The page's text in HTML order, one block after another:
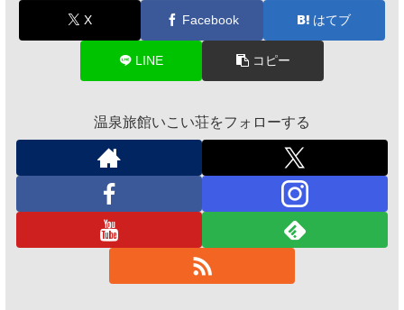
X Facebook はてブ
LINE コピー
温泉旅館いこい荘をフォローする